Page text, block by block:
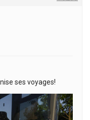
ses voyages!